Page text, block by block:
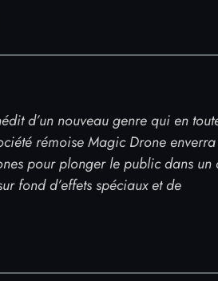
d’un nouveau genre qui en
rémoise Magic Drone
pour plonger le public dans un
fond d’effets spéciaux et de
fréquentes
pas la réponse à votre question,
cliquant ici.
soirée débute ? Quand est-